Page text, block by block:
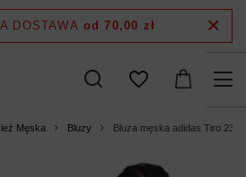
DOSTAWA od 70,00 zł
Męska Bluzy Bluza męska adidas Tiro 23